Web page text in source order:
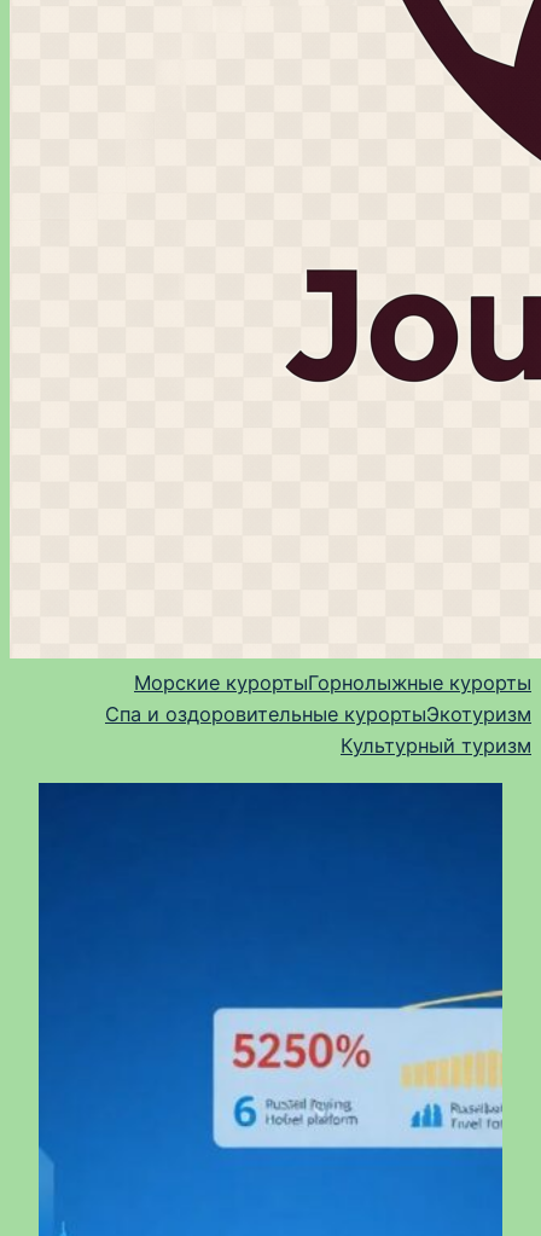
Морские курортыГорнолыжные курорты
Спа и оздоровительные курортыЭкотуризм
Культурный туризм